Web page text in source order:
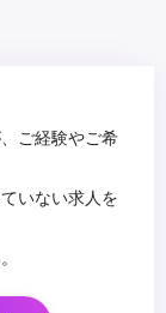
ご経験やご希
いない求人を